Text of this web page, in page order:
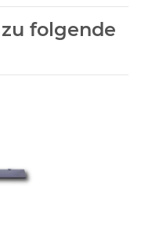
folgende